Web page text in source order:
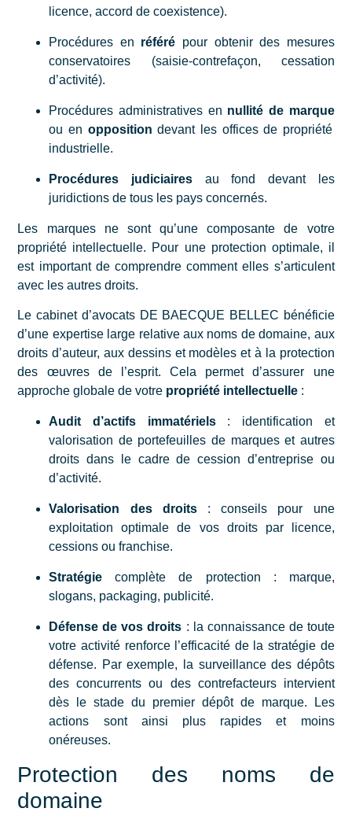
licence, accord de coexistence).
Procédures en référé pour obtenir des mesures
conservatoires (saisie-contrefaçon, cessation
d’activité).
Procédures administratives en nullité de marque
ou en opposition devant les offices de propriété
industrielle.
Procédures judiciaires au fond devant les
juridictions de tous les pays concernés.
Les marques ne sont qu’une composante de votre
propriété intellectuelle. Pour une protection optimale, il
est important de comprendre comment elles s’articulent
avec les autres droits.
Le cabinet d’avocats DE BAECQUE BELLEC bénéficie
d’une expertise large relative aux noms de domaine, aux
droits d’auteur, aux dessins et modèles et à la protection
des œuvres de l’esprit. Cela permet d’assurer une
approche globale de votre propriété intellectuelle :
Audit d’actifs immatériels: identification et
valorisation de portefeuilles de marqueset autres
droits dans le cadre de cession d’entreprise ou
d’activité.
Valorisation des droits: conseils pour une
exploitation optimale de vos droits par licence,
cessions ou franchise.
Stratégie complète de protection : marque,
slogans, packaging, publicité.
Défense de vos droits : la connaissance de toute
votre activité renforce l’efficacité de la stratégie de
défense. Par exemple, la surveillance des dépôts
des concurrents ou des contrefacteurs intervient
dès le stade du premier dépôt de marque. Les
actions sont ainsi plus rapides et moins
onéreuses.
Protection des noms de
domaine